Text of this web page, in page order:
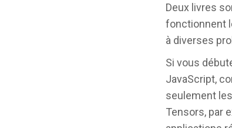
Deux livres
fonctionnent
à diverses
Si vous
JavaScript,
seulement
Tensors, par